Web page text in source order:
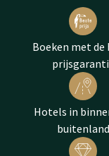
Boeken met de
Hotels in
buitenland